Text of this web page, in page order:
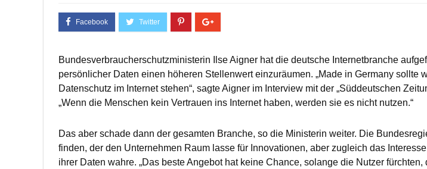
Bundesverbraucherschutzministerin Ilse Aigner hat die deutsche Internetbranche
persönlicher Daten einen höheren Stellenwert einzuräumen. „Made in Germany sollte
Datenschutz im Internet stehen“, sagte Aigner im Interview mit der „Süddeutschen
„Wenn die Menschen kein Vertrauen ins Internet haben, werden sie es nicht nutzen.“
Das aber schade dann der gesamten Branche, so die Ministerin weiter. Die
finden, der den Unternehmen Raum lasse für Innovationen, aber zugleich das
ihrer Daten wahre. „Das beste Angebot hat keine Chance, solange die Nutzer fürchten,